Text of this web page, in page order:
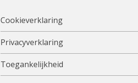
Cookieverklaring
Privacyverklaring
Toegankelijkheid